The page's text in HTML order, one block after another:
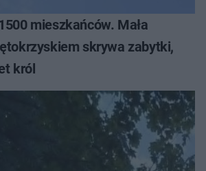
mieszkańców. Mała
skrywa zabytki,
król